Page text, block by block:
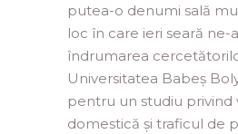
putea-o denumi sală
loc în care ieri seară ne-
îndrumarea
Universitatea Babeș
pentru un studiu privind
domestică și traficul de